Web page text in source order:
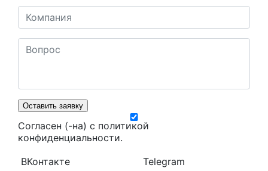
Оставить заявку
Согласен (-на) с политикой
конфиденциальности.
ВКонтакте
Telegram